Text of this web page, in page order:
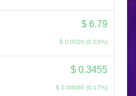
$ 6.79
$ 0.0020 (0.03%)
$ 0.3455
$ 0.00060 (0.17%)